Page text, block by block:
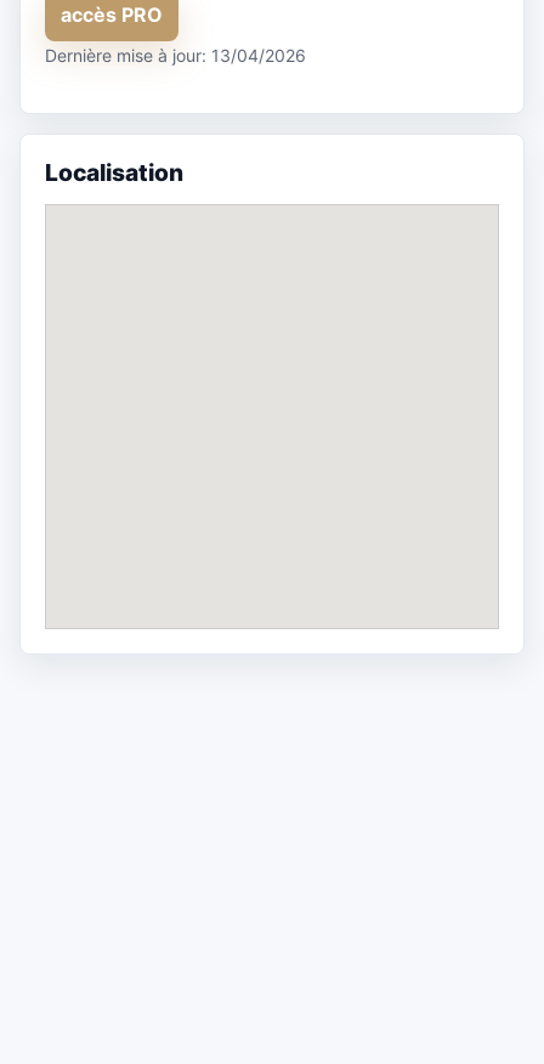
accès PRO
Dernière mise à jour: 13/04/2026
Localisation